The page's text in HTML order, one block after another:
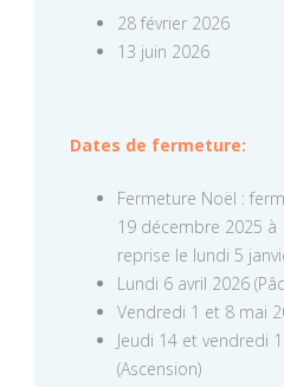
28 février 2026
13 juin 2026
Dates de fermeture:
Fermeture Noël :
19 décembre 2025 à
reprise le lundi 5
Lundi 6 avril 2026
Vendredi 1 et 8 mai
Jeudi 14 et vendredi
(Ascension)